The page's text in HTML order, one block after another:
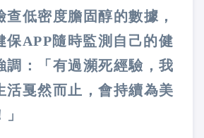
查低密度膽固醇的數據，
保APP隨時監測自己的健
調：「有過瀕死經驗，我
活戛然而止，會持續為美